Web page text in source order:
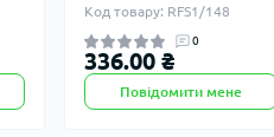
Код товару: RFS1/148
0
336.00 ₴
Повідомити мене